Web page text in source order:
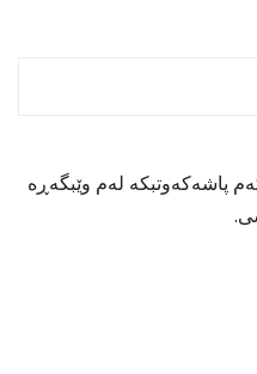
پاشەکەوتبکە لەم وێبگەڕە